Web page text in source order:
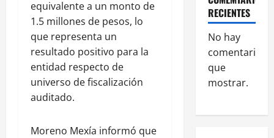
equivalente a un monto de
1.5 millones de pesos, lo
que representa un
resultado positivo para la
entidad respecto de
universo de fiscalización
auditado.
Moreno Mexía informó que
RECIENTES
No hay
comentarios
que
mostrar.